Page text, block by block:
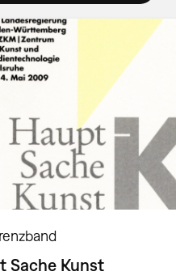
Sache Kunst